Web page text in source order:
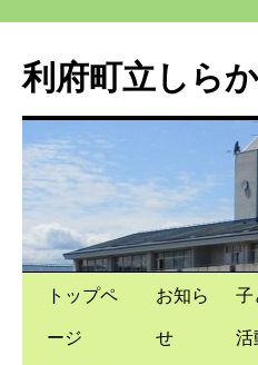
利府町立しら
トップペ
ージ
お知ら
せ
子
活